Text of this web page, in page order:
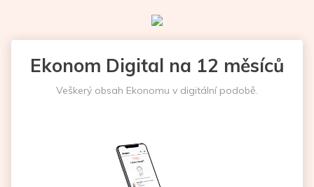
Ekonom Digital na 12 měsíců
Veškerý obsah Ekonomu v digitální podobě.